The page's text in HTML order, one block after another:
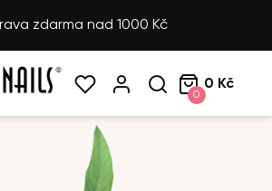
zdarma nad 1000 Kč
0
0 Kč